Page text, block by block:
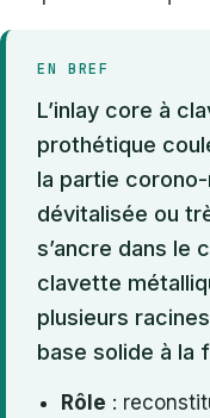
EN BREF
L’inlay core à
prothétique
la partie corono-
dévitalisée ou
s’ancre dans le
clavette
plusieurs
base solide à la
Rôle :